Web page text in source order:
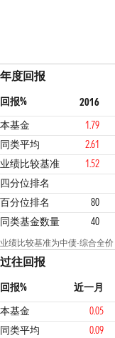
年度回报
回报% 2016
本基金
1.79
同类平均
2.61
业绩比较基准
1.52
四分位排名
4 2
百分位排名 80
同类基金数量
40
业绩比较基准为中债-综合全价
过往回报
回报% 近一月
本基金
0.05
同类平均
0.09